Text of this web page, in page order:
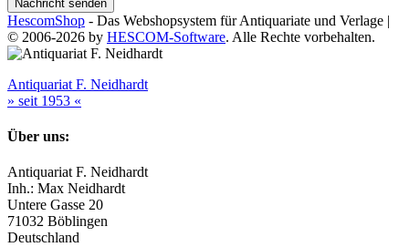
HescomShop - Das Webshopsystem für Antiquariate und Verlage |
© 2006-2026 by HESCOM-Software. Alle Rechte vorbehalten.
Antiquariat F. Neidhardt
» seit 1953 «
Über uns:
Antiquariat F. Neidhardt
Inh.: Max Neidhardt
Untere Gasse 20
71032 Böblingen
Deutschland